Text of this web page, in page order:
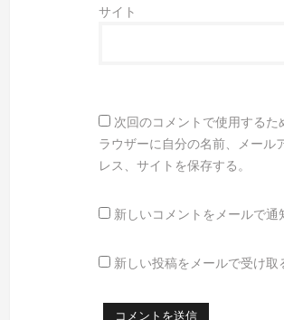
サイト
次回のコメントで使用するた
ラウザーに自分の名前、メール
レス、サイトを保存する。
新しいコメントをメールで通
新しい投稿をメールで受け取